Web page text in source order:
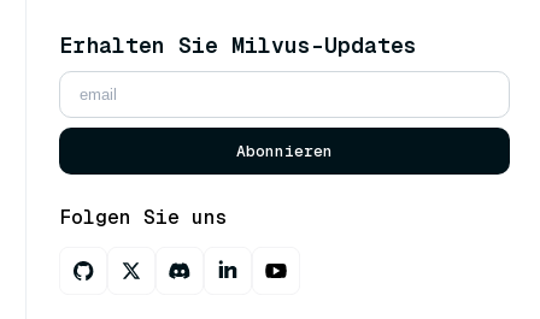
Erhalten Sie Milvus-Updates
Abonnieren
Folgen Sie uns